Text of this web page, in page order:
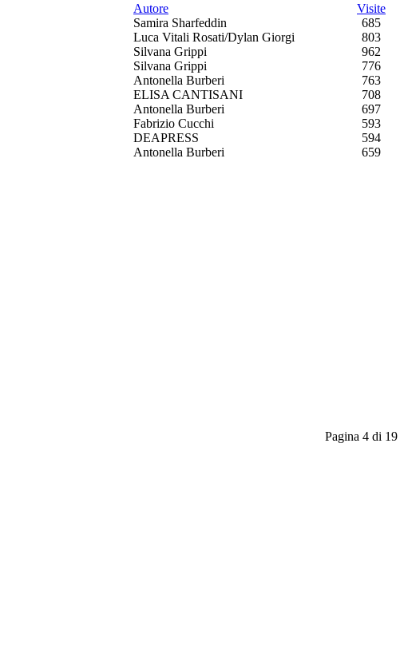
Autore
Visite
Samira Sharfeddin
685
Luca Vitali Rosati/Dylan Giorgi
803
Silvana Grippi
962
Silvana Grippi
776
Antonella Burberi
763
ELISA CANTISANI
708
Antonella Burberi
697
Fabrizio Cucchi
593
DEAPRESS
594
Antonella Burberi 659
Pagina 4 di 19